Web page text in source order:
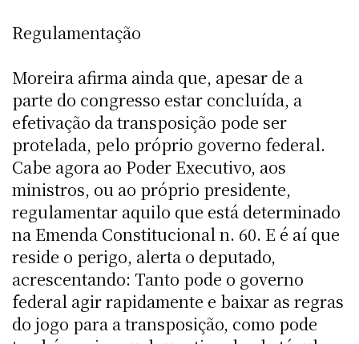
Regulamentação
Moreira afirma ainda que, apesar de a
parte do congresso estar concluída, a
efetivação da transposição pode ser
protelada, pelo próprio governo federal.
Cabe agora ao Poder Executivo, aos
ministros, ou ao próprio presidente,
regulamentar aquilo que está determinado
na Emenda Constitucional n. 60. E é aí que
reside o perigo, alerta o deputado,
acrescentando: Tanto pode o governo
federal agir rapidamente e baixar as regras
do jogo para a transposição, como pode